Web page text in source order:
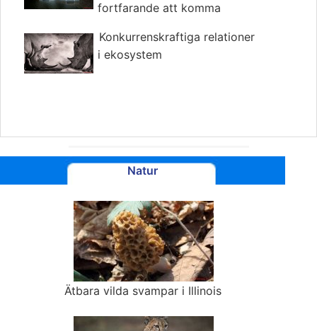
fortfarande att komma
Konkurrenskraftiga relationer
i ekosystem
Natur
Ätbara vilda svampar i Illinois